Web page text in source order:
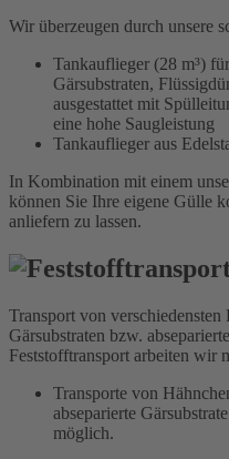
Wir überzeugen durch unsere
Tankauflieger (28 m³)
Gärsubstraten,
ausgestattet mit
eine hohe Saugleistung
Tankauflieger aus
In Kombination mit einem
können Sie Ihre eigene Gülle
anliefern zu lassen.
Transport von
Gärsubstraten bzw.
Feststofftransport arbeiten wir
Transporte von
abseparierte
möglich.